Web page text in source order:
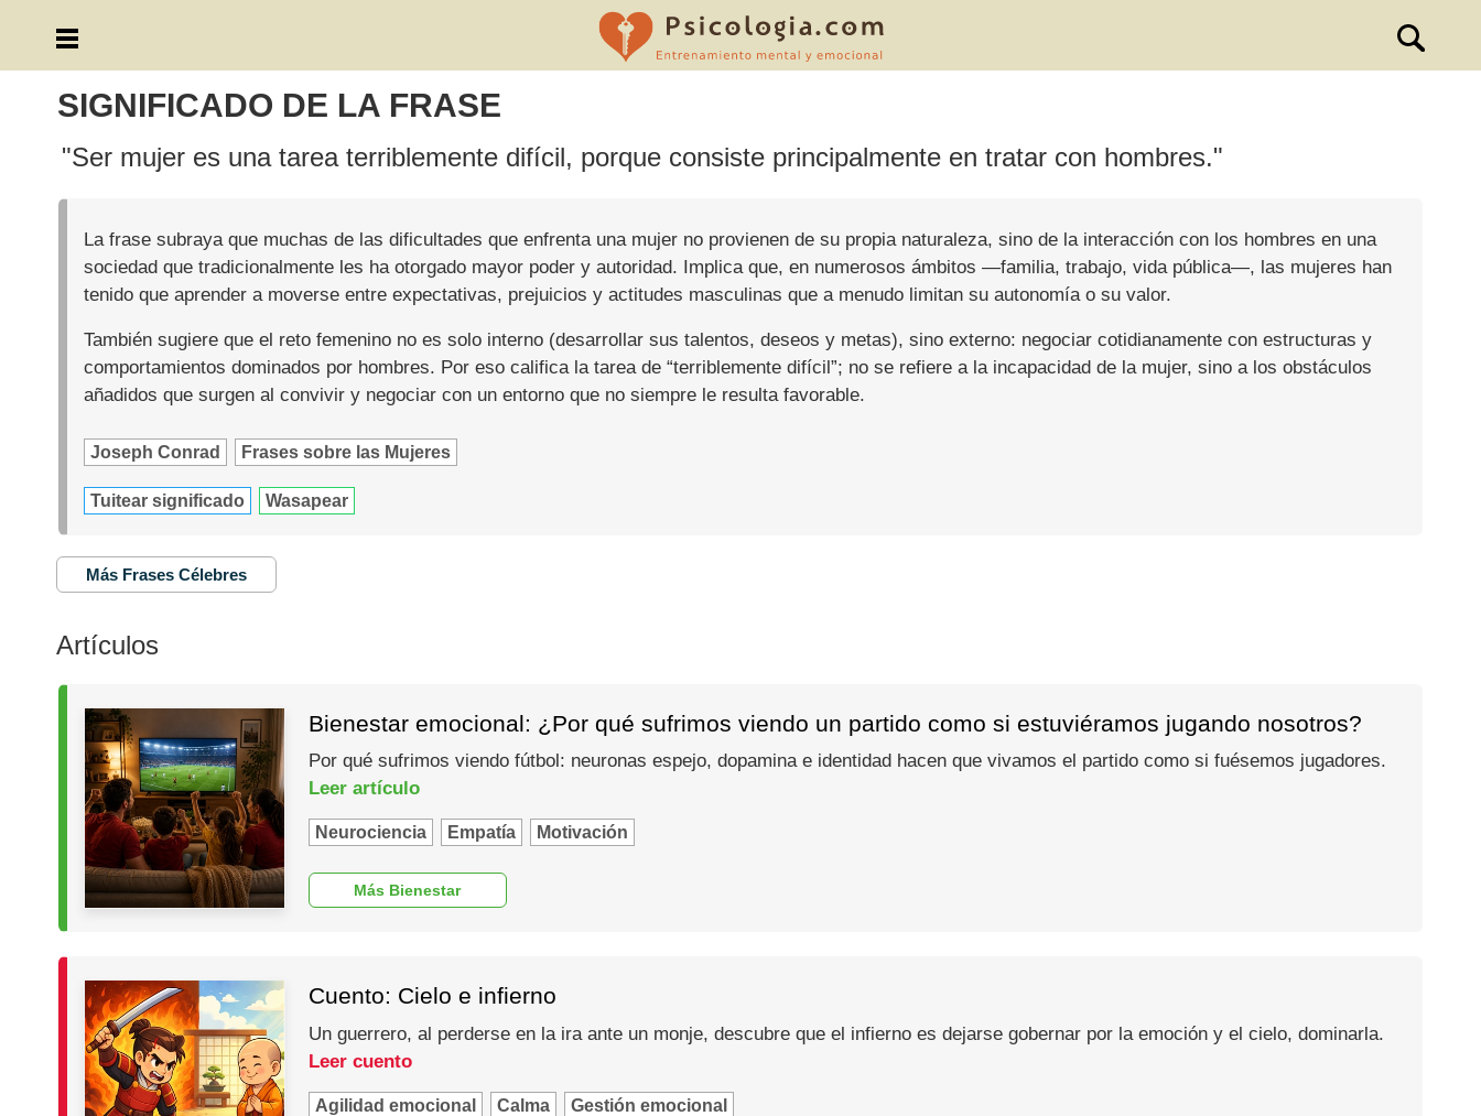
SIGNIFICADO DE LA FRASE
"Ser mujer es una tarea terriblemente difícil, porque consiste principalmente en tratar con hombres."
La frase subraya que muchas de las dificultades que enfrenta una mujer no provienen de su propia naturaleza, sino de la interacción con los hombres en una
sociedad que tradicionalmente les ha otorgado mayor poder y autoridad. Implica que, en numerosos ámbitos —familia, trabajo, vida pública—, las mujeres han
tenido que aprender a moverse entre expectativas, prejuicios y actitudes masculinas que a menudo limitan su autonomía o su valor.
También sugiere que el reto femenino no es solo interno (desarrollar sus talentos, deseos y metas), sino externo: negociar cotidianamente con estructuras y
comportamientos dominados por hombres. Por eso califica la tarea de “terriblemente difícil”; no se refiere a la incapacidad de la mujer, sino a los obstáculos
añadidos que surgen al convivir y negociar con un entorno que no siempre le resulta favorable.
Joseph Conrad Frases sobre las Mujeres
Tuitear significado Wasapear
Más Frases Célebres
Artículos
Bienestar emocional: ¿Por qué sufrimos viendo un partido como si estuviéramos jugando nosotros?
Por qué sufrimos viendo fútbol: neuronas espejo, dopamina e identidad hacen que vivamos el partido como si fuésemos jugadores.
Leer artículo
Neurociencia Empatía Motivación
Más Bienestar
Cuento: Cielo e infierno
Un guerrero, al perderse en la ira ante un monje, descubre que el infierno es dejarse gobernar por la emoción y el cielo, dominarla.
Leer cuento
Agilidad emocional Calma Gestión emocional